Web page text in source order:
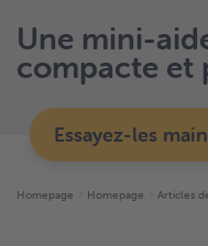
Une mini-
compacte et
Essayez-les
Homepage Homepage Articles